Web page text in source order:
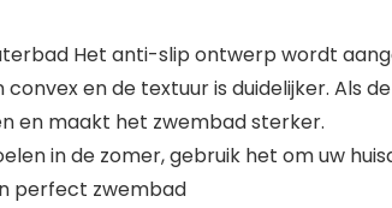
Het anti-slip ontwerp wordt
convex en de textuur is duidelijker. Als
en maakt het zwembad sterker.
in de zomer, gebruik het om uw
perfect zwembad